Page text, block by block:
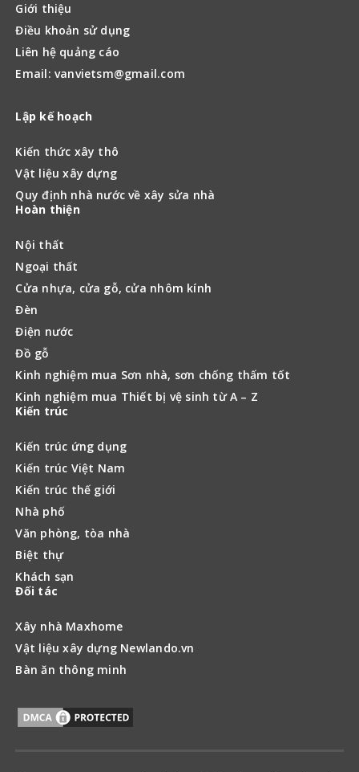
Giới thiệu
Điều khoản sử dụng
Liên hệ quảng cáo
Email: vanvietsm@gmail.com
Lập kế hoạch
Kiến thức xây thô
Vật liệu xây dựng
Quy định nhà nước về xây sửa nhà
Hoàn thiện
Nội thất
Ngoại thất
Cửa nhựa, cửa gỗ, cửa nhôm kính
Đèn
Điện nước
Đồ gỗ
Kinh nghiệm mua Sơn nhà, sơn chống thấm tốt
Kinh nghiệm mua Thiết bị vệ sinh từ A – Z
Kiến trúc
Kiến trúc ứng dụng
Kiến trúc Việt Nam
Kiến trúc thế giới
Nhà phố
Văn phòng, tòa nhà
Biệt thự
Khách sạn
Đối tác
Xây nhà Maxhome
Vật liệu xây dựng Newlando.vn
Bàn ăn thông minh